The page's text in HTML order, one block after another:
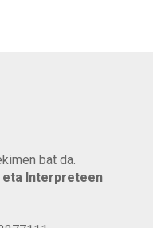
bat da.
eta Interpreteen